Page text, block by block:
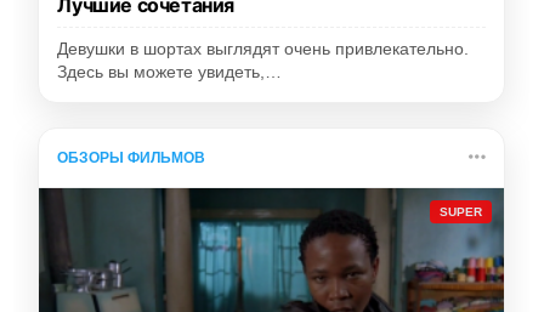
Лучшие сочетания
Девушки в шортах выглядят очень привлекательно.
Здесь вы можете увидеть,…
ОБЗОРЫ ФИЛЬМОВ
SUPER